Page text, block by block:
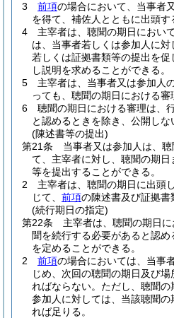
3
前項の場合において、当事者
を得て、補佐人とともに出頭す
4
主宰者は、聴聞の期日におい
は、当事者若しくは参加人に
若しくは証拠書類等の提出を
し説明を求めることができる。
5
主宰者は、当事者又は参加人
っても、聴聞の期日における審
6
聴聞の期日における審理は、
と認めるときを除き、公開しな
(陳述書等の提出)
第21条
当事者又は参加人は、
て、主宰者に対し、聴聞の期
等を提出することができる。
2
主宰者は、聴聞の期日に出頭
じて、 前項の陳述書及び証拠書
(続行期日の指定)
第22条
主宰者は、聴聞の期日
聞を続行する必要があると認
を定めることができる。
2
前項の場合においては、当事
じめ、次回の聴聞の期日及び
ればならない。 ただし、聴聞
参加人に対しては、当該聴聞
れば足りる。